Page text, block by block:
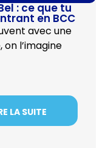
: ce que tu
en BCC
avec une
on l’imagine
LA SUITE